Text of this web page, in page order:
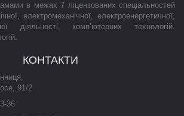
в межах 7 ліцензованих спеціальностей
електромеханічної, електроенергетичної,
діяльності, комп’ютерних технологій,
КОНТАКТИ
,
91/2
36